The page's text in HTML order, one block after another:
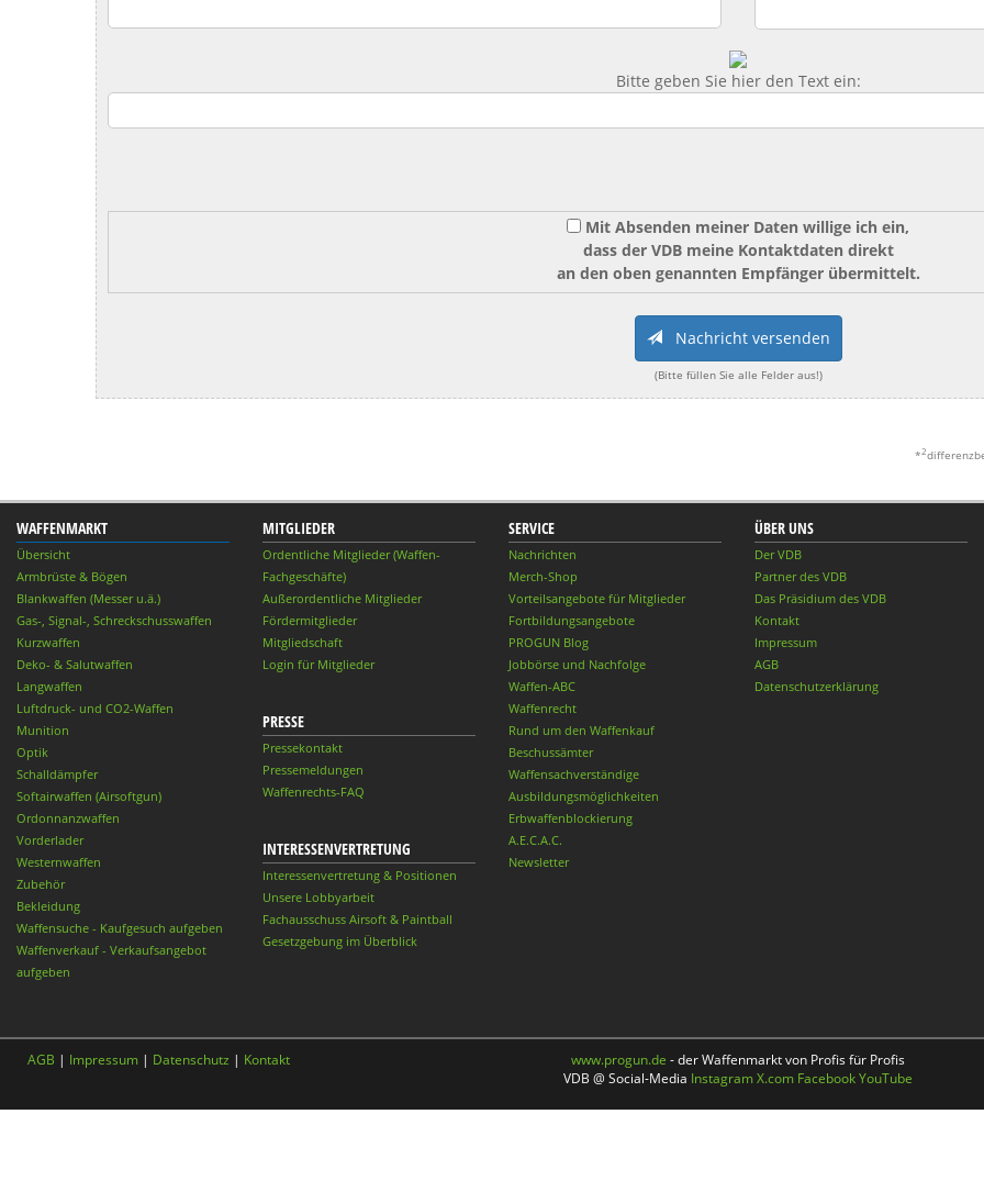
Bitte geben Sie hier den Text ein:
Mit Absenden meiner Daten willige ich ein,
dass der VDB meine Kontaktdaten direkt
an den oben genannten Empfänger übermittelt.
Nachricht versenden
(Bitte füllen Sie alle Felder aus!)
*2
WAFFENMARKT
Übersicht
Armbrüste & Bögen
Blankwaffen (Messer u.ä.)
Gas-, Signal-, Schreckschusswaffen
Kurzwaffen
Deko- & Salutwaffen
Langwaffen
Luftdruck- und CO2-Waffen
Munition
Optik
Schalldämpfer
Softairwaffen (Airsoftgun)
Ordonnanzwaffen
Vorderlader
Westernwaffen
Zubehör
Bekleidung
Waffensuche - Kaufgesuch aufgeben
Waffenverkauf - Verkaufsangebot
aufgeben
MITGLIEDER
Ordentliche Mitglieder (Waffen-
Fachgeschäfte)
Außerordentliche Mitglieder
Fördermitglieder
Mitgliedschaft
Login für Mitglieder
PRESSE
Pressekontakt
Pressemeldungen
Waffenrechts-FAQ
INTERESSENVERTRETUNG
Interessenvertretung & Positionen
Unsere Lobbyarbeit
Fachausschuss Airsoft & Paintball
Gesetzgebung im Überblick
SERVICE
Nachrichten
Merch-Shop
Vorteilsangebote für Mitglieder
Fortbildungsangebote
PROGUN Blog
Jobbörse und Nachfolge
Waffen-ABC
Waffenrecht
Rund um den Waffenkauf
Beschussämter
Waffensachverständige
Ausbildungsmöglichkeiten
Erbwaffenblockierung
A.E.C.A.C.
Newsletter
ÜBER UNS
Der VDB
Partner des VDB
Das Präsidium des VDB
Kontakt
Impressum
AGB
Datenschutzerklärung
AGB | Impressum | Datenschutz | Kontakt www.progun.de - der Waffenmarkt von Profis für Profis
VDB @ Social-Media InstagramX.com FacebookYouTube